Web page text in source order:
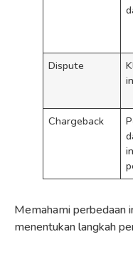
Dispute
Chargeback
Memahami perbedaan
menentukan langkah